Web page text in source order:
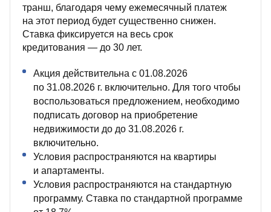
транш, благодаря чему ежемесячный платеж
на этот период будет существенно снижен.
Ставка фиксируется на весь срок
кредитования — до 30 лет.
Акция действительна с 01.08.2026
по 31.08.2026 г. включительно. Для того чтобы
воспользоваться предложением, необходимо
подписать договор на приобретение
недвижимости до до 31.08.2026 г.
включительно.
Условия распространяются на квартиры
и апартаменты.
Условия распространяются на стандартную
программу. Ставка по стандартной программе